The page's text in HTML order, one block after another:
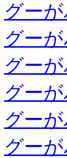
グー
グー
グー
グー
グー
グー